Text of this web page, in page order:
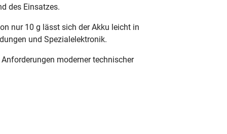
des Einsatzes.
nur 10 g lässt sich der Akku leicht in
und Spezialelektronik.
moderner technischer